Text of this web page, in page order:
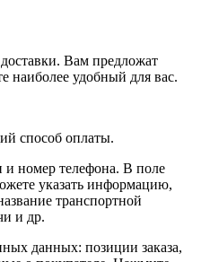
Вам предложат
наиболее удобный для вас.
способ оплаты.
номер телефона. В поле
указать информацию,
транспортной
и др.
данных: позиции заказа,